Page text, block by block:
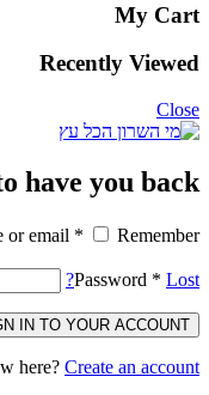
My Cart
Recently Viewed
Close
have you back !
or email * Remember
Password * Lost?
IN TO YOUR ACCOUNT
here? Create an account